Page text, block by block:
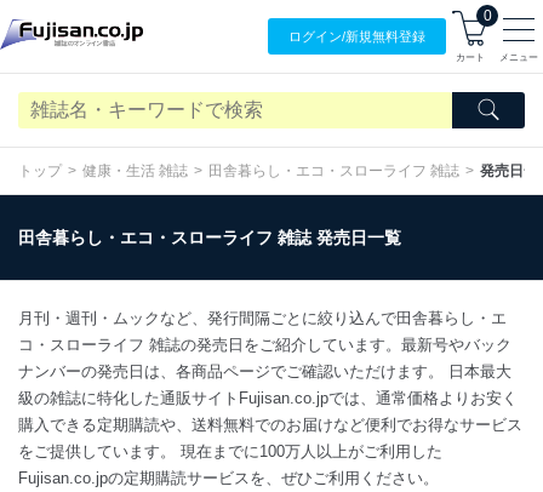
ログイン/新規無料登録
0
カート メニュー
トップ 健康・生活 雑誌 田舎暮らし・エコ・スローライフ 雑誌 発売日一
田舎暮らし・エコ・スローライフ 雑誌 発売日一覧
月刊・週刊・ムックなど、発行間隔ごとに絞り込んで田舎暮らし・エ
コ・スローライフ 雑誌の発売日をご紹介しています。最新号やバック
ナンバーの発売日は、各商品ページでご確認いただけます。 日本最大
級の雑誌に特化した通販サイトFujisan.co.jpでは、通常価格よりお安く
購入できる定期購読や、送料無料でのお届けなど便利でお得なサービス
をご提供しています。 現在までに100万人以上がご利用した
Fujisan.co.jpの定期購読サービスを、ぜひご利用ください。